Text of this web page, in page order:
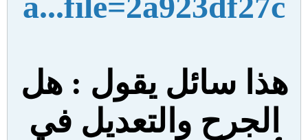
هذا سائل يقول : هل
الجرح والتعديل في